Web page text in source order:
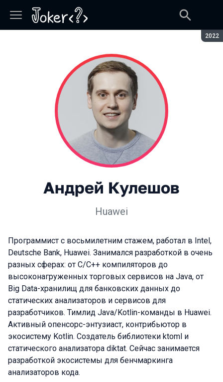
2022
Андрей Кулешов
Huawei
Программист с восьмилетним стажем, работал в Intel,
Deutsche Bank, Huawei. Занимался разработкой в очень
разных сферах: от C/C++ компиляторов до
высоконагруженных торговых сервисов на Java, от
Big Data-хранилищ для банковских данных до
статических анализаторов и сервисов для
разработчиков. Тимлид Java/Kotlin-команды в Huawei.
Активный опенсорс-энтузиаст, контрибьютор в
экосистему Kotlin. Создатель библиотеки ktoml и
статического анализатора diktat. Сейчас занимается
разработкой экосистемы для бенчмаркинга
анализаторов кода.